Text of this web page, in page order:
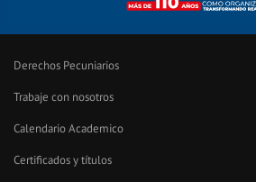
Derechos Pecuniarios
Trabaje con nosotros
Calendario Academico
Certificados y títulos